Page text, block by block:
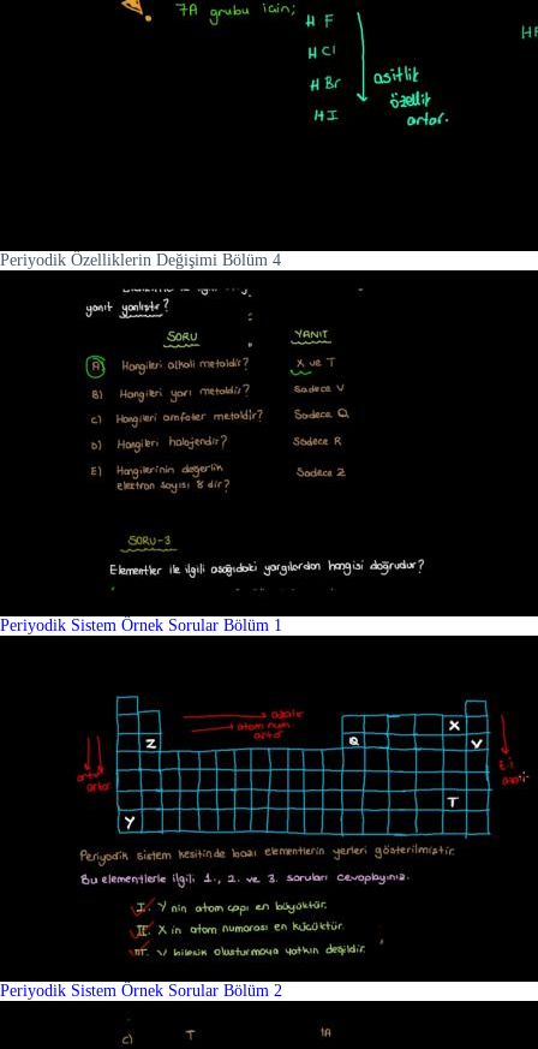
Periyodik Özelliklerin Değişimi Bölüm 4
Periyodik Sistem Örnek Sorular Bölüm 1
Periyodik Sistem Örnek Sorular Bölüm 2